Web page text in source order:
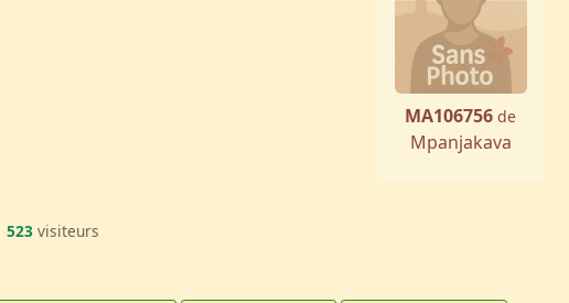
MA106756 de
Mpanjakava
523 visiteurs